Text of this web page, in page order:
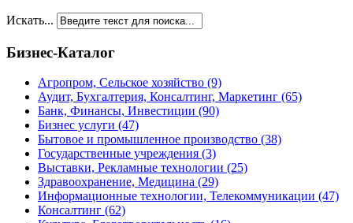
Искать...
Бизнес-Каталог
Агропром, Сельское хозяйство (9)
Аудит, Бухгалтерия, Консалтинг, Маркетинг (65)
Банк, Финансы, Инвестиции (90)
Бизнес услуги (47)
Бытовое и промышленное производство (38)
Государственные учреждения (3)
Выставки, Рекламные технологии (25)
Здравоохранение, Медицина (29)
Информационные технологии, Телекоммуникации (47)
Консалтинг (62)